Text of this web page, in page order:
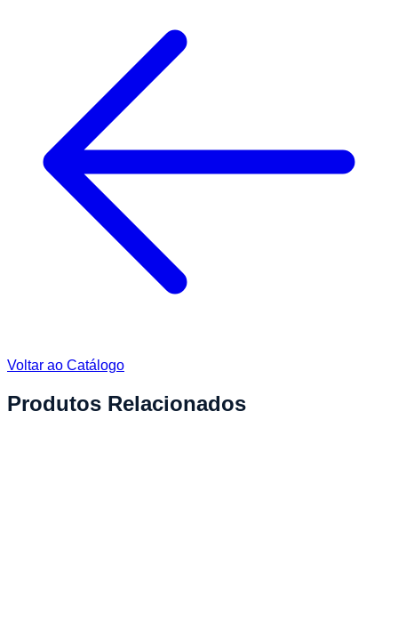
Voltar ao Catálogo
Produtos Relacionados